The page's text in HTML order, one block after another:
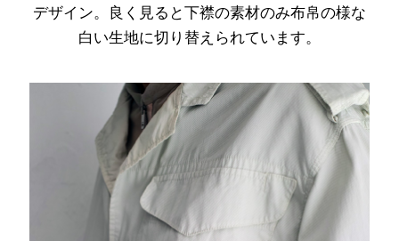
デザイン。良く見ると下襟の素材のみ布帛の様な
白い生地に切り替えられています。